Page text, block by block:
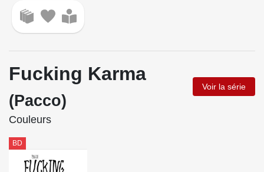
Fucking Karma
(Pacco)
Voir la série
Couleurs
BD